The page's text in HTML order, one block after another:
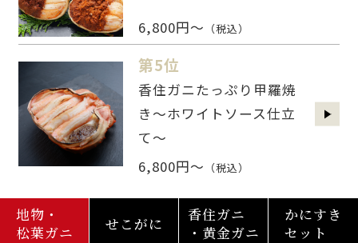
6,800円～ （税込）
第5位
香住ガニたっぷり甲羅焼
き～ホワイトソース仕立
て～
6,800円～ （税込）
地物・
松葉ガニ
せこがに
香住ガニ
・黄金ガニ
かにすき
セット